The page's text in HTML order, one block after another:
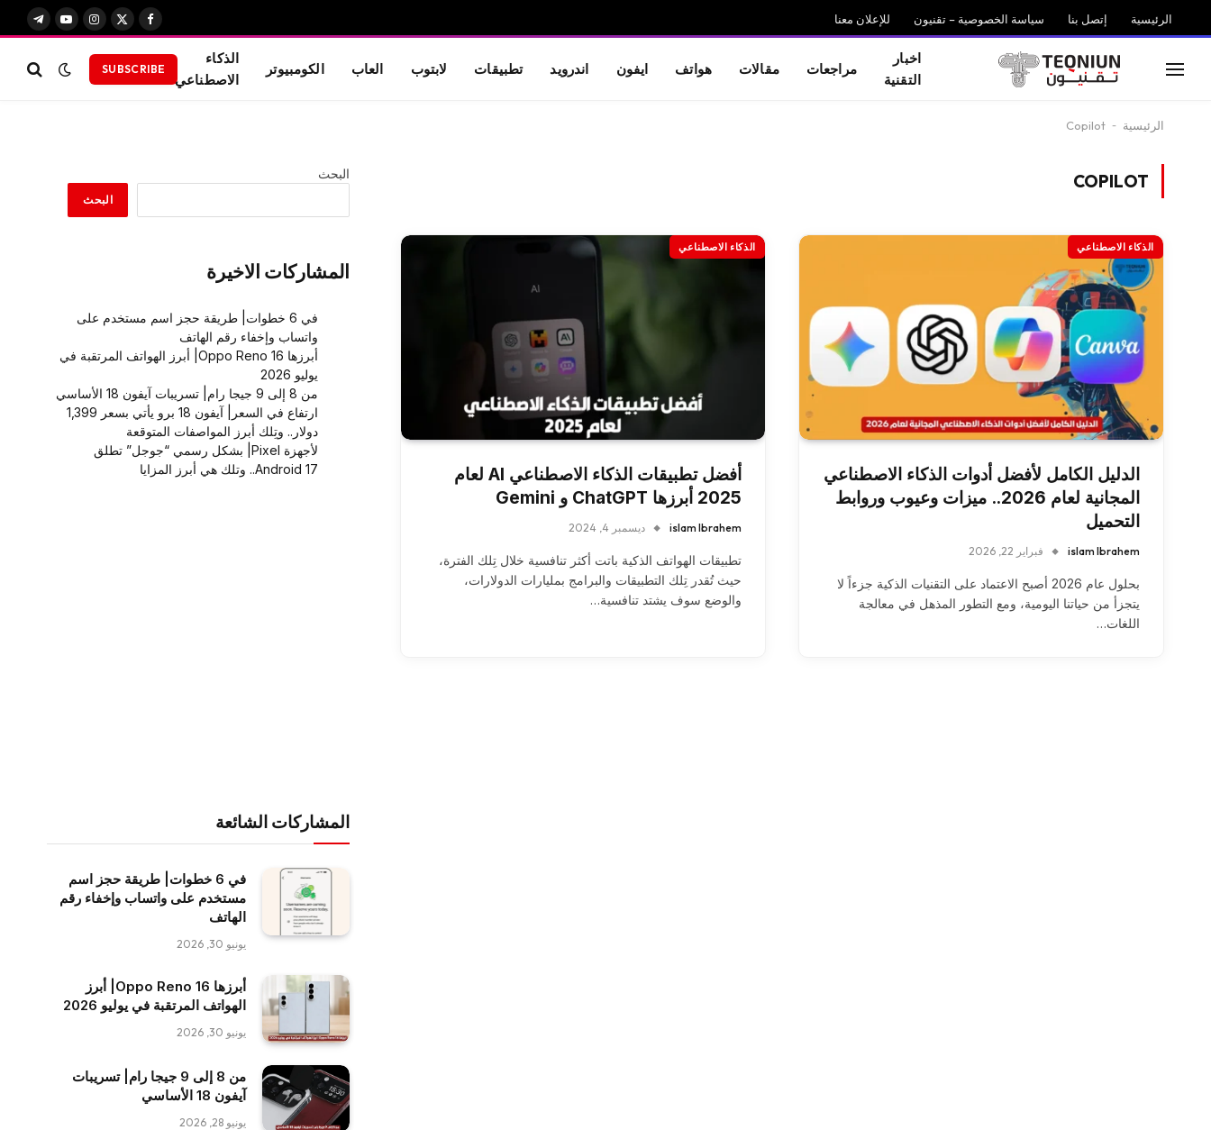
الرئيسية إتصل بنا سياسة الخصوصية – تقنيون للإعلان معنا
فيسبوك
X
الانستغرام
يوتيوبتيلقرام
اخبار
التقنية
مراجعات مقالات هواتف ايفون اندرويد تطبيقات لابتوب العاب الكومبيوتر
الذكاء
الاصطناعي
SUBSCRIBE
الرئيسية -
Copilot
COPILOT
الذكاء الاصطناعي
الدليل الكامل لأفضل أدوات الذكاء الاصطناعي
المجانية لعام 2026.. ميزات وعيوب وروابط
التحميل
islam Ibrahem فبراير 22, 2026
بحلول عام 2026 أصبح الاعتماد على التقنيات الذكية جزءاً لا
يتجزأ من حياتنا اليومية، ومع التطور المذهل في معالجة
اللغات…
الذكاء الاصطناعي
أفضل تطبيقات الذكاء الاصطناعي AI لعام
2025 أبرزها ChatGPT و Gemini
islam Ibrahem ديسمبر 4, 2024
تطبيقات الهواتف الذكية باتت أكثر تنافسية خلال تِلك الفترة،
حيث تُقدر تِلك التطبيقات والبرامج بمليارات الدولارات،
والوضع سوف يشتد تنافسية…
البحث
البحث
المشاركات الاخيرة
في 6 خطوات| طريقة حجز اسم مستخدم على
واتساب وإخفاء رقم الهاتف
أبرزها Oppo Reno 16| أبرز الهواتف المرتقبة في
يوليو 2026
من 8 إلى 9 جيجا رام| تسريبات آيفون 18 الأساسي
ارتفاع في السعر| آيفون 18 برو يأتي بسعر 1,399
دولار.. وتِلك أبرز المواصفات المتوقعة
لأجهزة Pixel| بشكل رسمي “جوجل” تطلق
Android 17.. وتلك هي أبرز المزايا
المشاركات الشائعة
في 6 خطوات| طريقة حجز اسم
مستخدم على واتساب وإخفاء رقم
الهاتف
يونيو 30, 2026
أبرزها Oppo Reno 16| أبرز
الهواتف المرتقبة في يوليو 2026
يونيو 30, 2026
من 8 إلى 9 جيجا رام| تسريبات
آيفون 18 الأساسي
يونيو 28, 2026